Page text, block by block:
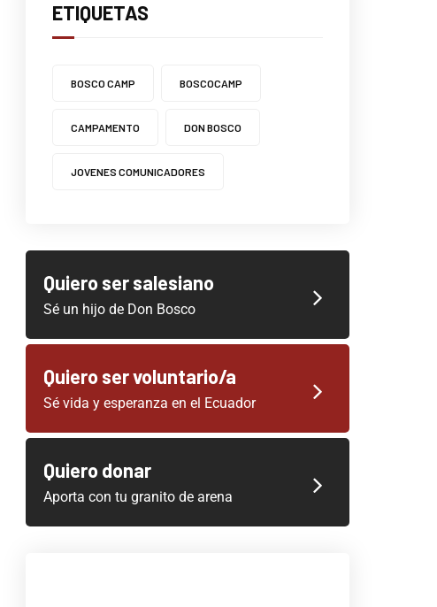
ETIQUETAS
BOSCO CAMP BOSCOCAMP
CAMPAMENTO DON BOSCO
JOVENES COMUNICADORES
Quiero ser salesiano
Sé un hijo de Don Bosco
Quiero ser voluntario/a
Sé vida y esperanza en el Ecuador
Quiero donar
Aporta con tu granito de arena